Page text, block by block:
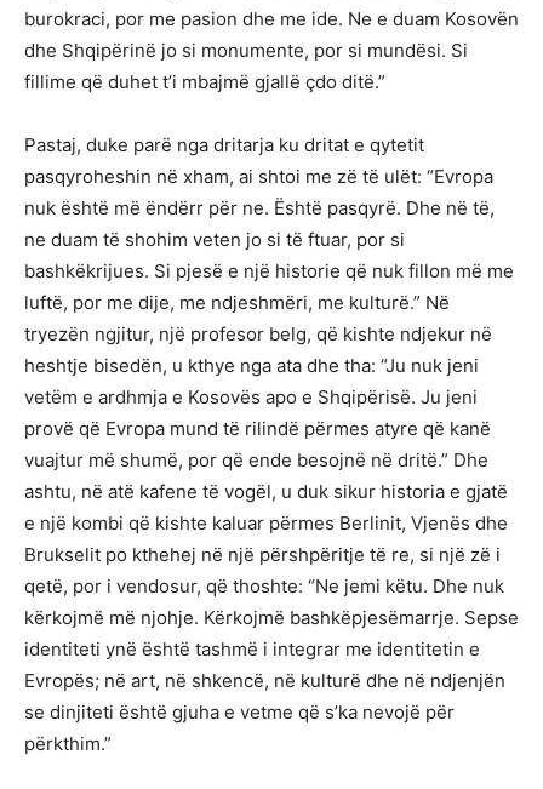
burokraci, por me pasion dhe me ide. Ne e duam Kosovën
dhe Shqipërinë jo si monumente, por si mundësi. Si
fillime që duhet t’i mbajmë gjallë çdo ditë.”
Pastaj, duke parë nga dritarja ku dritat e qytetit
pasqyroheshin në xham, ai shtoi me zë të ulët: “Evropa
nuk është më ëndërr për ne. Është pasqyrë. Dhe në të,
ne duam të shohim veten jo si të ftuar, por si
bashkëkrijues. Si pjesë e një historie që nuk fillon më me
luftë, por me dije, me ndjeshmëri, me kulturë.” Në
tryezën ngjitur, një profesor belg, që kishte ndjekur në
heshtje bisedën, u kthye nga ata dhe tha: “Ju nuk jeni
vetëm e ardhmja e Kosovës apo e Shqipërisë. Ju jeni
provë që Evropa mund të rilindë përmes atyre që kanë
vuajtur më shumë, por që ende besojnë në dritë.” Dhe
ashtu, në atë kafene të vogël, u duk sikur historia e gjatë
e një kombi që kishte kaluar përmes Berlinit, Vjenës dhe
Brukselit po kthehej në një përshpëritje të re, si një zë i
qetë, por i vendosur, që thoshte: “Ne jemi këtu. Dhe nuk
kërkojmë më njohje. Kërkojmë bashkëpjesëmarrje. Sepse
identiteti ynë është tashmë i integrar me identitetin e
Evropës; në art, në shkencë, në kulturë dhe në ndjenjën
se dinjiteti është gjuha e vetme që s’ka nevojë për
përkthim.”